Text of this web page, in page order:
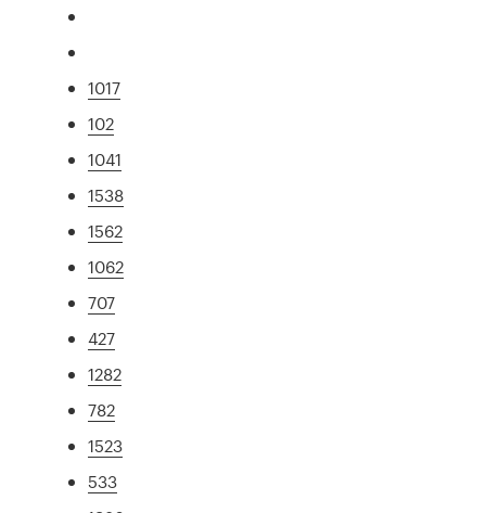
1017
102
1041
1538
1562
1062
707
427
1282
782
1523
533